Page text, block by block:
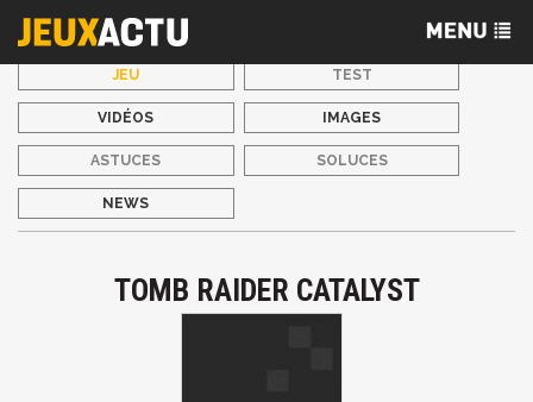
JEU TEST
VIDÉOS IMAGES
ASTUCES SOLUCES
NEWS
TOMB RAIDER CATALYST